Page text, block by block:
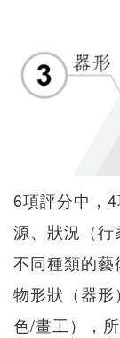
6項評分中，
源、狀況（
不同種類的
物形狀（器
色/畫工），